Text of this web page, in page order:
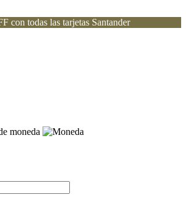
con todas las tarjetas Santander